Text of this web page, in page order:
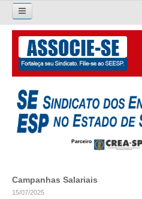
Pesquisar...
O SINDICATO
APRESENTAÇÃO
PALAVRA DO PRESIDENTE
LIVRO GESTÃO 2026-2029
Campanhas Salariais
15/07/2025